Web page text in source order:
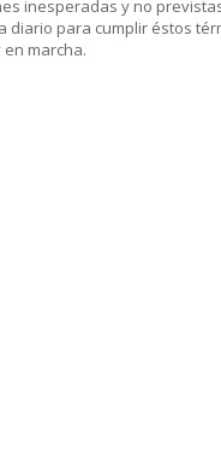
inesperadas y no
para cumplir éstos
marcha.